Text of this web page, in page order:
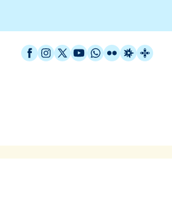
Facebook
Instagram
X / Twitter
YouTube
WhatsApp
FlickrRadio